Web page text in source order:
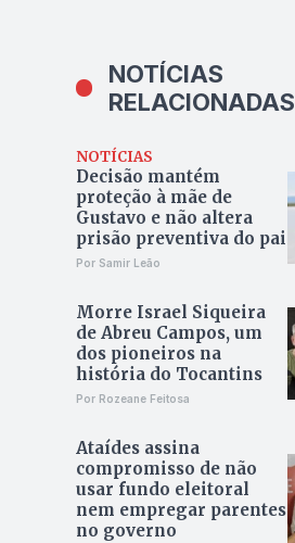
NOTÍCIAS
RELACIONADAS
NOTÍCIAS
Decisão mantém
proteção à mãe de
Gustavo e não altera
prisão preventiva do pai
Por Samir Leão
Morre Israel Siqueira
de Abreu Campos, um
dos pioneiros na
história do Tocantins
Por Rozeane Feitosa
Ataídes assina
compromisso de não
usar fundo eleitoral
nem empregar parentes
no governo